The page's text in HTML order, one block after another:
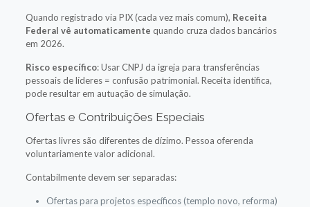
Quando registrado via PIX (cada vez mais comum), Receita
Federal vê automaticamente quando cruza dados bancários
em 2026.
Risco específico: Usar CNPJ da igreja para transferências
pessoais de líderes = confusão patrimonial. Receita identifica,
pode resultar em autuação de simulação.
Ofertas e Contribuições Especiais
Ofertas livres são diferentes de dízimo. Pessoa oferenda
voluntariamente valor adicional.
Contabilmente devem ser separadas:
Ofertas para projetos específicos (templo novo, reforma)